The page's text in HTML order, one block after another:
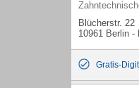
Blücherstr. 22
10961 Berlin -
Gratis-